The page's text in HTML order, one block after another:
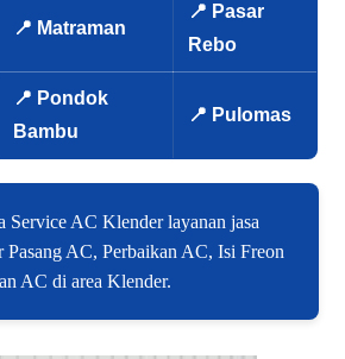
📍 Matraman
📍 Pasar
Rebo
📍 Pondok
Bambu
📍 Pulomas
Service AC Klender layanan jasa
AC, Perbaikan AC, Isi Freon
AC di area Klender.